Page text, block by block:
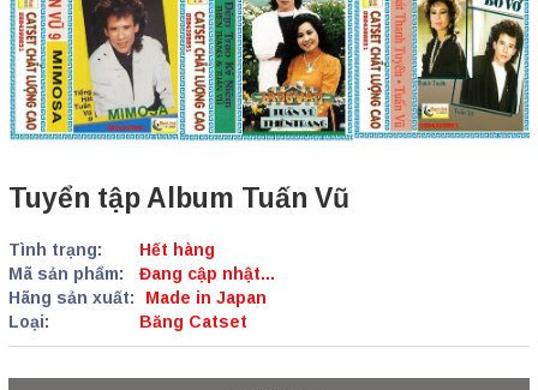
Tuyển tập Album Tuấn Vũ
Tình trạng:
Hết hàng
Mã sản phẩm:
Đang cập nhật...
Hãng sản xuất:
Made in Japan
Loại:
Băng Catset